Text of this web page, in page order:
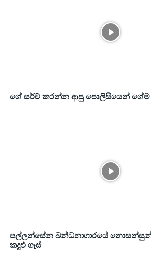
ගේ සර්ච් කරන්න ආපු පොලිසියෙන්
පල්ලන්සේන බන්ධනාගාරයේ
කදුළු ගෑස්